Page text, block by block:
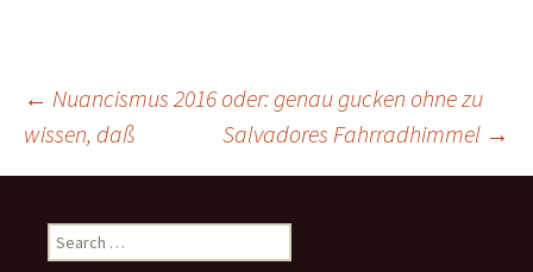
Post
navigation
← Nuancismus 2016 oder: genau gucken ohne zu
wissen, daß
Salvadores Fahrradhimmel →
Search
for: